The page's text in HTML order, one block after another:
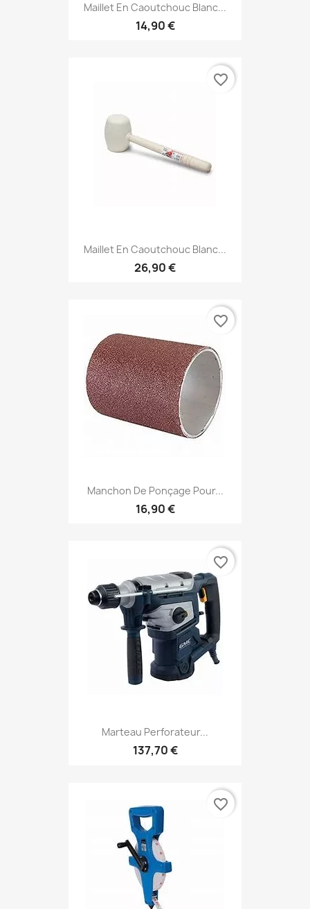
Maillet En Caoutchouc Blanc...
14,90 €
Maillet En Caoutchouc Blanc...
26,90 €
favorite_border
Manchon De Ponçage Pour...
16,90 €
favorite_border
Marteau Perforateur...
137,70 €
favorite_border
favorite_border